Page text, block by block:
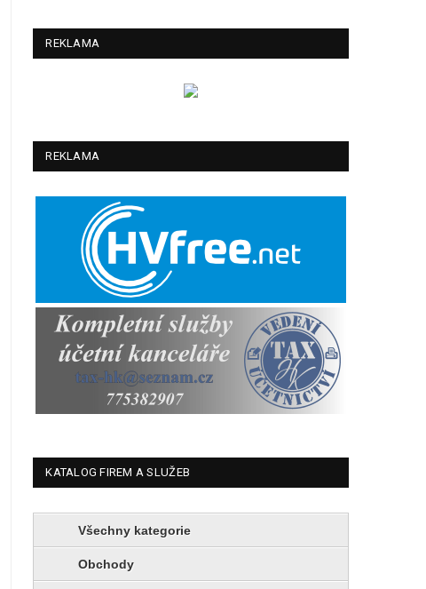
REKLAMA
REKLAMA
KATALOG FIREM A SLUŽEB
Všechny kategorie
Obchody